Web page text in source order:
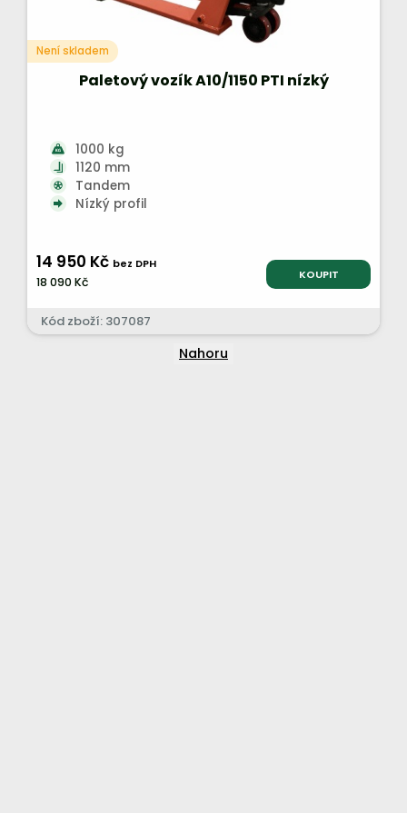
Není skladem
Paletový vozík A10/1150 PTI nízký
1000 kg
1120 mm
Tandem
Nízký profil
14 950 Kč bez DPH
18 090 Kč KOUPIT
Kód zboží: 307087
Nahoru